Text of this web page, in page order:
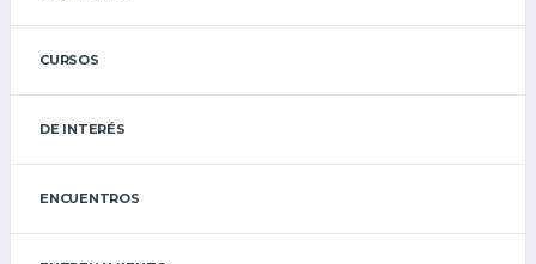
CURSOS
DE INTERÉS
ENCUENTROS